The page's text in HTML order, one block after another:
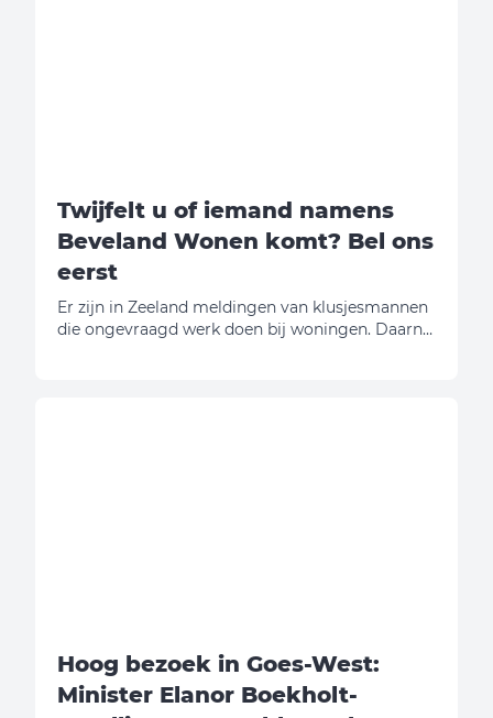
Twijfelt u of iemand namens
Beveland Wonen komt? Bel ons
eerst
Er zijn in Zeeland meldingen van klusjesmannen
die ongevraagd werk doen bij woningen. Daarna
Hoog bezoek in Goes-West:
Minister Elanor Boekholt-